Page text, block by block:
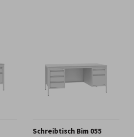
Schreibtisch Bim 055